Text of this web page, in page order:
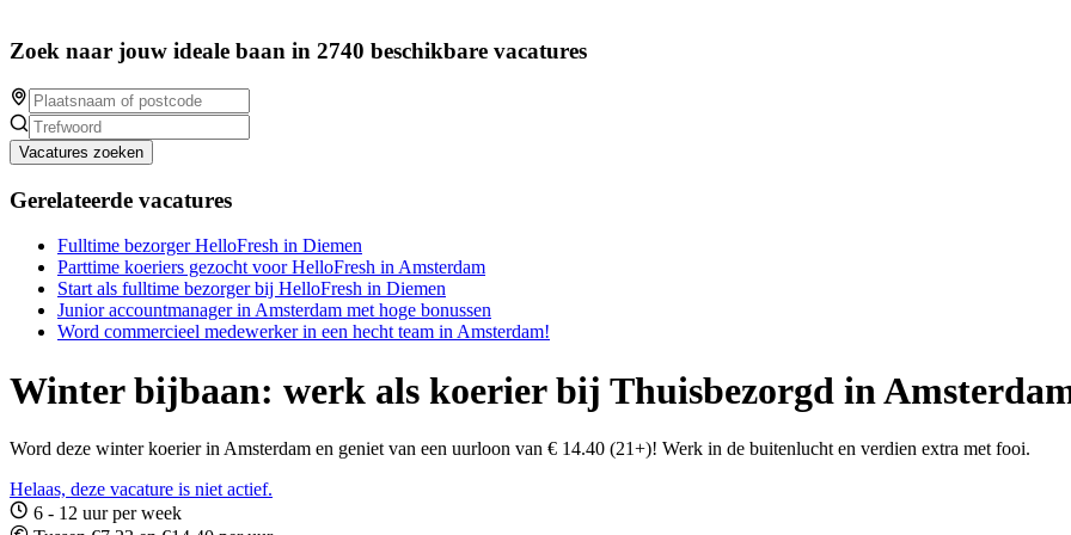
Zoek naar jouw ideale baan in 2740 beschikbare vacatures
Vacatures zoeken
Gerelateerde vacatures
Fulltime bezorger HelloFresh in Diemen
Parttime koeriers gezocht voor HelloFresh in Amsterdam
Start als fulltime bezorger bij HelloFresh in Diemen
Junior accountmanager in Amsterdam met hoge bonussen
Word commercieel medewerker in een hecht team in Amsterdam!
Winter bijbaan: werk als koerier bij Thuisbezorgd in
Word deze winter koerier in Amsterdam en geniet van een uurloon van € 14.40 (21+)! Werk in de buitenlucht en verdien extra met fooi.
Helaas, deze vacature is niet actief.
6 - 12 uur per week